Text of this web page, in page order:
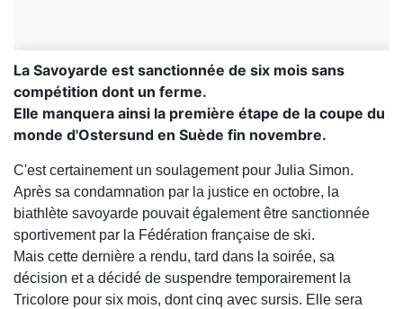
La Savoyarde est sanctionnée de six mois sans
compétition dont un ferme.
Elle manquera ainsi la première étape de la coupe du
monde d'Ostersund en Suède fin novembre.
C'est certainement un soulagement pour Julia Simon.
Après sa condamnation par la justice en octobre, la
biathlète savoyarde pouvait également être sanctionnée
sportivement par la Fédération française de ski.
Mais cette dernière a rendu, tard dans la soirée, sa
décision et a décidé de suspendre temporairement la
Tricolore pour six mois, dont cinq avec sursis. Elle sera